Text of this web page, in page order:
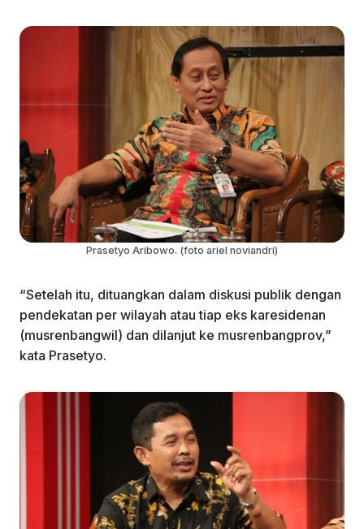
Prasetyo Aribowo. (foto ariel noviandri)
“Setelah itu, dituangkan dalam diskusi publik dengan
pendekatan per wilayah atau tiap eks karesidenan
(musrenbangwil) dan dilanjut ke musrenbangprov,”
kata Prasetyo.